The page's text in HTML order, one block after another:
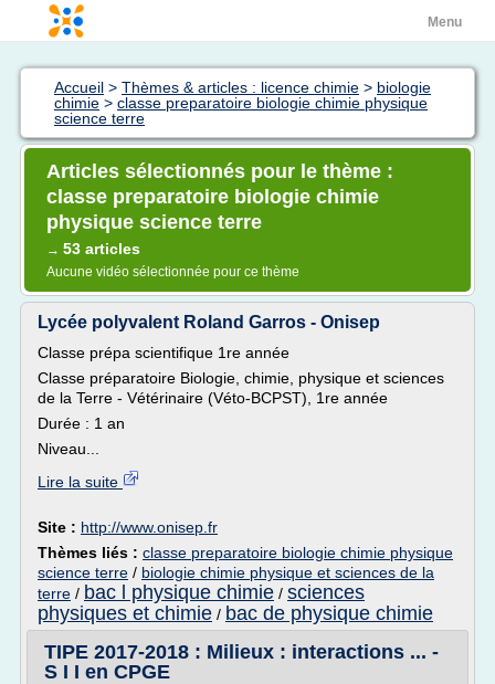
Menu
Accueil > Thèmes & articles : licence chimie > biologie
chimie > classe preparatoire biologie chimie physique
science terre
Articles sélectionnés pour le thème :
classe preparatoire biologie chimie
physique science terre
→ 53 articles
Aucune vidéo sélectionnée pour ce thème
Lycée polyvalent Roland Garros - Onisep
Classe prépa scientifique 1re année
Classe préparatoire Biologie, chimie, physique et sciences
de la Terre - Vétérinaire (Véto-BCPST), 1re année
Durée : 1 an
Niveau...
Lire la suite
Site : http://www.onisep.fr
Thèmes liés : classe preparatoire biologie chimie physique
science terre / biologie chimie physique et sciences de la
terre / bac l physique chimie / sciences
physiques et chimie / bac de physique chimie
TIPE 2017-2018 : Milieux : interactions ... -
S I I en CPGE